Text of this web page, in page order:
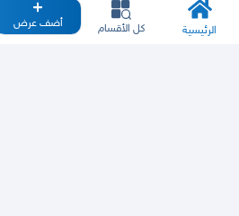
الرئيسية كل الأقسام أضف عرض